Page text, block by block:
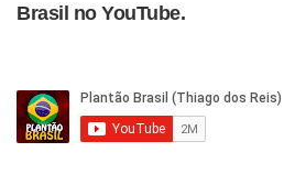
Brasil no YouTube.